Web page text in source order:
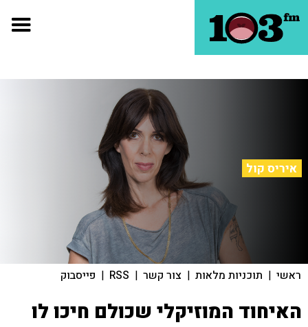
איריס קול
ראשי | תוכניות מלאות | צור קשר |
RSS
| פייסבוק
האיחוד המוזיקלי שכולם חיכו לו